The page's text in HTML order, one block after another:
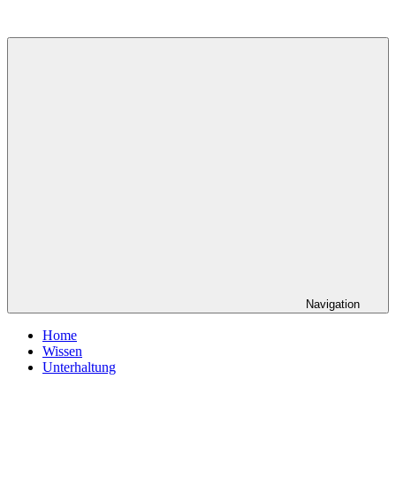
Navigation
Home
Wissen
Unterhaltung